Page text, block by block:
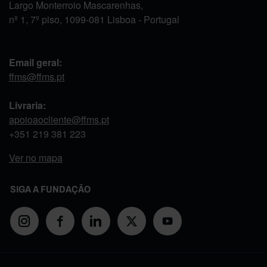
Largo Monterroio Mascarenhas,
nº 1, 7º piso, 1099-081 Lisboa - Portugal
Email geral:
ffms@ffms.pt
Livraria:
apoioaocliente@ffms.pt
+351 219 381 223
Ver no mapa
SIGA A FUNDAÇÃO